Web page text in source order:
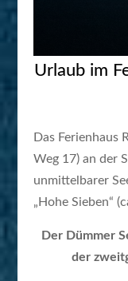
Urlaub im
Das Ferienhaus
Weg 17) an der
unmittelbarer
„Hohe Sieben“
Der Dümmer
der